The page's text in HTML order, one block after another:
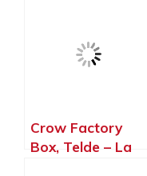
Crow Factory
Box, Telde – La